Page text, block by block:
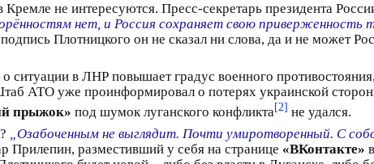
не интересуются. Пресс-секретарь президента
нет, и Россия сохраняет свою
Плотницкого он не сказал ни слова, да и не может
в ЛНР повышает градус военного
АТО уже проинформировал о потерях украинской
прыжок» под шумок луганского конфликта[2] не удался.
„Озабоченным не выглядит. Почти умиротворенный. С
Прилепин, разместивший у себя на странице «ВКонтакте»